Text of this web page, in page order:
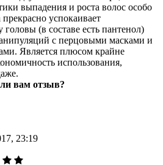
выпадения и роста волос особо
успокаивает
(в составе есть пантенол)
с перцовыми масками и
Является плюсом крайне
использования,
вам отзыв?
23:19